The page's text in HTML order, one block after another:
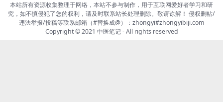
本站所有资源收集整理于网络，本站不参与制作，用于互联网爱好者学习和研
究，如不慎侵犯了您的权利，请及时联系站长处理删除。敬请谅解！ 侵权删帖/
违法举报/投稿等联系邮箱（#替换成@）：zhongyi#zhongyibiji.com
Copyright © 2021 中医笔记- All rights reserved